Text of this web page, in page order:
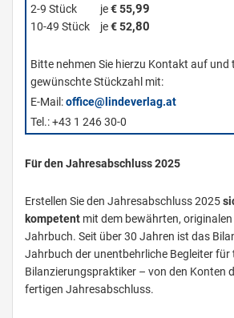
2-9 Stück
je€ 55,99
10-49 Stück je€ 52,80
Bitte nehmen Sie hierzu Kontakt auf und
gewünschte Stückzahl mit:
E-Mail:office@lindeverlag.at
Tel.: +43 1 246 30-0
Für den Jahresabschluss 2025
Erstellen Sie den Jahresabschluss 2025
kompetent mit dem bewährten,
Jahrbuch. Seit über 30 Jahren ist das
Jahrbuch der unentbehrliche Begleiter für
Bilanzierungspraktiker – von den Konten
fertigen Jahresabschluss.